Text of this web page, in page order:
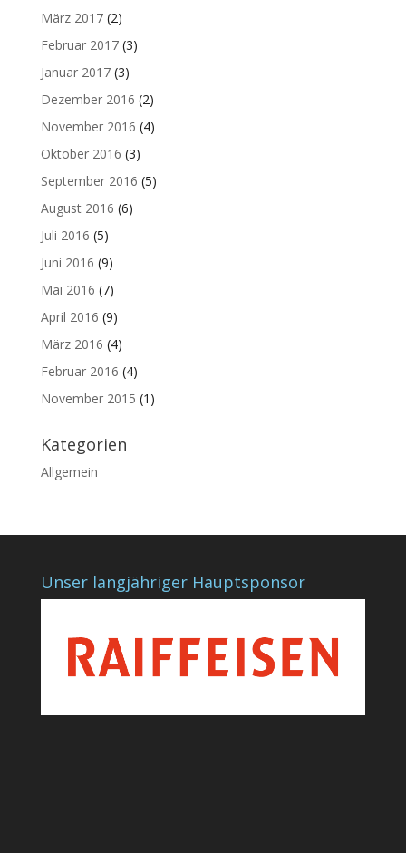
März 2017(2)
Februar 2017(3)
Januar 2017(3)
Dezember 2016 (2)
November 2016 (4)
Oktober 2016 (3)
September 2016 (5)
August 2016 (6)
Juli 2016 (5)
Juni 2016 (9)
Mai 2016 (7)
April 2016 (9)
März 2016 (4)
Februar 2016 (4)
November 2015 (1)
Kategorien
Allgemein
Unser langjähriger Hauptsponsor